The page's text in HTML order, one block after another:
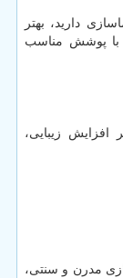
دارید، بهتر
با پوشش مناسب
افزایش زیبایی،
مدرن و سنتی،